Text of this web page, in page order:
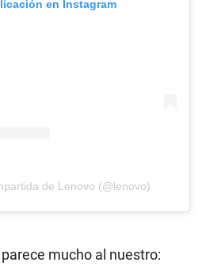
en Instagram
de Lenovo (@lenovo)
mucho al nuestro: